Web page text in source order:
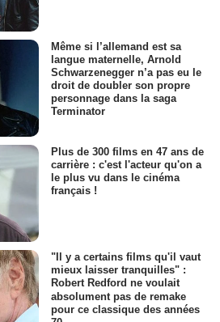
Même si l’allemand est sa
langue maternelle, Arnold
Schwarzenegger n’a pas eu le
droit de doubler son propre
personnage dans la saga
Terminator
Plus de 300 films en 47 ans de
carrière : c'est l'acteur qu'on a
le plus vu dans le cinéma
français !
"Il y a certains films qu'il vaut
mieux laisser tranquilles" :
Robert Redford ne voulait
absolument pas de remake
pour ce classique des années